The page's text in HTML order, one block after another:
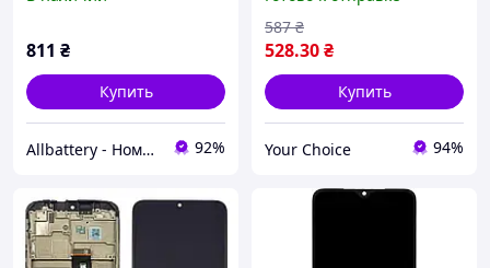
811 ₴
Купить
Allbattery - Номер Один в Украине в Области Аккумуляторов для Ноутбуков. 92%
модуль, модуль экрана
528.30₴
587 ₴
Купить
Your Choice 94%